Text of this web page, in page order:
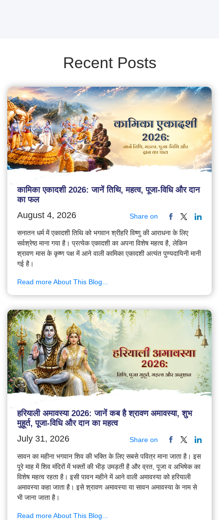
Recent Posts
कामिका एकादशी 2026: जानें तिथि, महत्व, पूजा-विधि और दान
का फल
August 4, 2026 Share on
सनातन धर्म में एकादशी तिथि को भगवान श्रीहरि विष्णु की आराधना के लिए
सर्वश्रेष्ठ माना गया है। प्रत्येक एकादशी का अपना विशेष महत्व है, लेकिन
श्रावण मास के कृष्ण पक्ष में आने वाली कामिका एकादशी अत्यंत पुण्यदायिनी मानी
गई है।
Read more About This Blog...
हरियाली अमावस्या 2026: जानें कब है श्रावण अमावस्या, शुभ
मुहूर्त, पूजा-विधि और दान का महत्व
July 31, 2026 Share on
सावन का महीना भगवान शिव की भक्ति के लिए सबसे पवित्र माना जाता है। इस
पूरे माह में शिव मंदिरों में भक्तों की भीड़ उमड़ती है और व्रत, पूजा व अभिषेक का
विशेष महत्व रहता है। इसी पावन महीने में आने वाली अमावस्या को हरियाली
अमावस्या कहा जाता है। इसे श्रावण अमावस्या या सावन अमावस्या के नाम से
भी जाना जाता है।
Read more About This Blog...